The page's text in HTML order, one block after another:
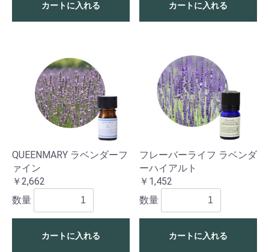
カートに入れる カートに入れる
QUEENMARY ラベンダーフ
ァイン
￥2,662
数量
カートに入れる
フレーバーライフ ラベンダ
ーハイアルト
￥1,452
数量
カートに入れる